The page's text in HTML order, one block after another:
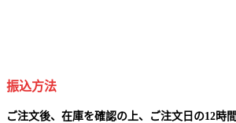
振込方法
ご注文後、在庫を確認の上、ご注文日の12時